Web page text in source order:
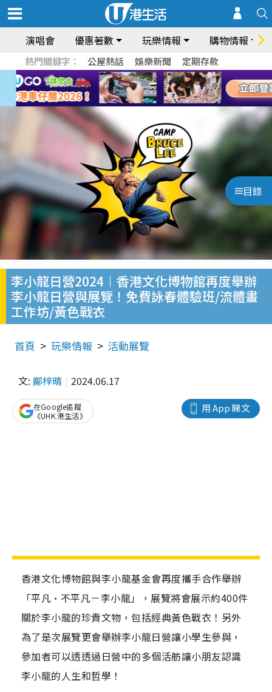
演唱會 優惠著數 玩樂情報 購物情報
熱門關鍵字： 公屋熱話 娛樂新聞 定期存款
目錄
李小龍日營2024︱香港文化博物館再度舉辦
李小龍日營與展覽！免費詠春體驗班/流體畫
工作坊/黃色戰衣
首頁 玩樂情報 活動展覽
文: 鄺梓晴 2024.06.17
用 App 睇文
在Google追蹤
《UHK 港生活》
香港文化博物館與李小龍基金會再度攜手合作舉辦
「平凡•不平凡－李小龍」，展覽將會展示約400件
關於李小龍的珍貴文物，包括經典黃色戰衣！另外
為了是次展覽更會舉辦李小龍日營讓小學生參與，
參加者可以透透過日營中的多個活舫讓小朋友認識
李小龍的人生和哲學！